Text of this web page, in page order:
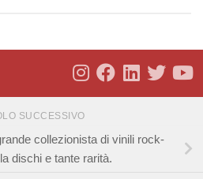
SUCCESSIVO
collezionista di vinili rock-
dischi e tante rarità.